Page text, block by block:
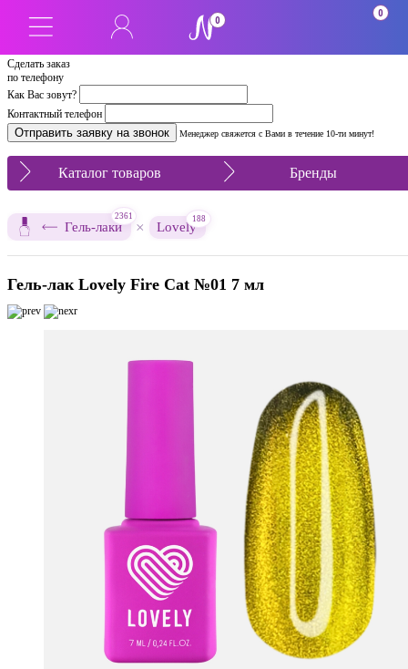
Сделать заказ
по телефону
Как Вас зовут?
Контактный телефон
Менеджер свяжется с Вами в течение 10-ти минут!
0
0
Каталог товаров Бренды
Гель-лаки
2361
× Lovely
188
Гель-лак Lovely Fire Cat №01 7 мл